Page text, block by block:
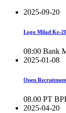
2025-09-20
Logo Milad Ke-
08:00 Bank
2025-01-08
Open
08.00 PT
2025-04-20